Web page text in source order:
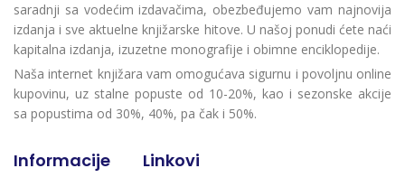
saradnji sa vodećim izdavačima, obezbeđujemo vam najnovija
izdanja i sve aktuelne knjižarske hitove. U našoj ponudi ćete naći
kapitalna izdanja, izuzetne monografije i obimne enciklopedije.
Naša internet knjižara vam omogućava sigurnu i povoljnu online
kupovinu, uz stalne popuste od 10-20%, kao i sezonske akcije
sa popustima od 30%, 40%, pa čak i 50%.
Informacije Linkovi